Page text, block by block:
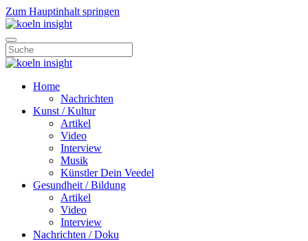
Zum Hauptinhalt springen
Home
Nachrichten
Kunst / Kultur
Artikel
Video
Interview
Musik
Künstler Dein Veedel
Gesundheit / Bildung
Artikel
Video
Interview
Nachrichten / Doku